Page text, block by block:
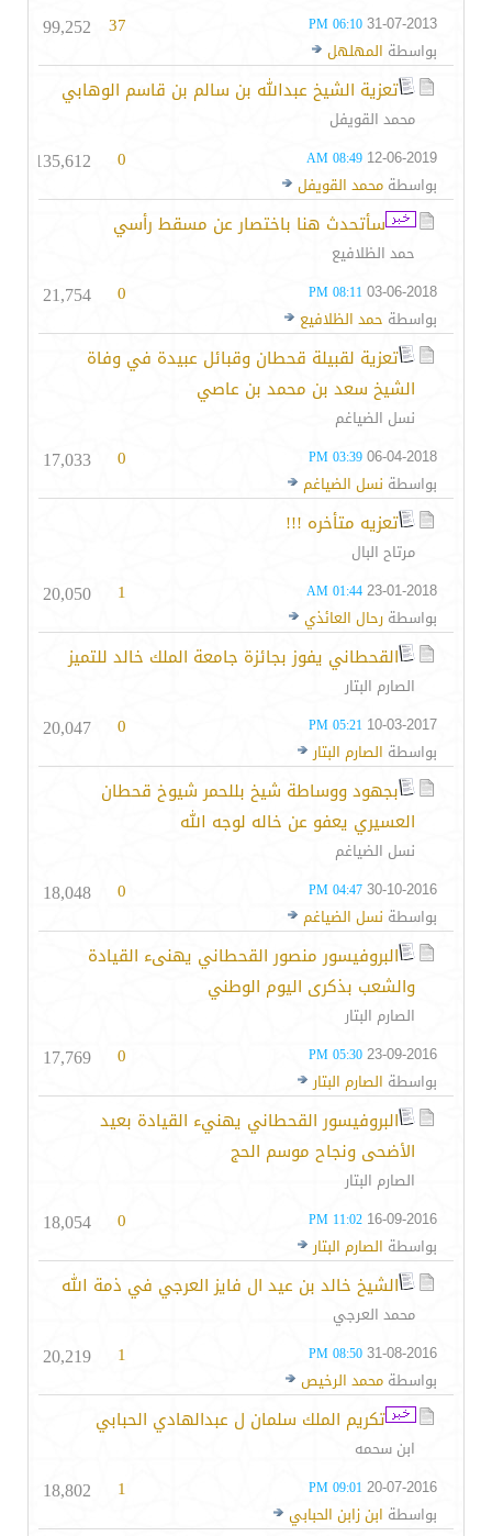
31-07-2013
06:10 PM
بواسطة المهلهل
37
99,252
تعزية الشيخ عبدالله بن سالم بن قاسم الوهابي
محمد القويفل
12-06-2019
08:49 AM
بواسطة محمد القويفل
0
135,612
سأتحدث هنا باختصار عن مسقط رأسي
حمد الظلافيع
03-06-2018
08:11 PM
بواسطة حمد الظلافيع
0
21,754
تعزية لقبيلة قحطان وقبائل عبيدة في وفاة
الشيخ سعد بن محمد بن عاصي
نسل الضياغم
06-04-2018
03:39 PM
بواسطة نسل الضياغم
0
17,033
تعزيه متأخره !!!
مرتاح البال
23-01-2018
01:44 AM
بواسطة رحال العائذي
1
20,050
القحطاني يفوز بجائزة جامعة الملك خالد للتميز
الصارم البتار
10-03-2017
05:21 PM
بواسطة الصارم البتار
0
20,047
بجهود ووساطة شيخ بللحمر شيوخ قحطان
العسيري يعفو عن خاله لوجه الله
نسل الضياغم
30-10-2016
04:47 PM
بواسطة نسل الضياغم
0
18,048
البروفيسور منصور القحطاني يهنىء القيادة
والشعب بذكرى اليوم الوطني
الصارم البتار
23-09-2016
05:30 PM
بواسطة الصارم البتار
0
17,769
البروفيسور القحطاني يهنيء القيادة بعيد
الأضحى ونجاح موسم الحج
الصارم البتار
16-09-2016
11:02 PM
بواسطة الصارم البتار
0
18,054
الشيخ خالد بن عيد ال فايز العرجي في ذمة الله
محمد العرجي
31-08-2016
08:50 PM
بواسطة محمد الرخيص
1
20,219
تكريم الملك سلمان ل عبدالهادي الحبابي
ابن سحمه
20-07-2016
09:01 PM
بواسطة ابن زابن الحبابي
1
18,802